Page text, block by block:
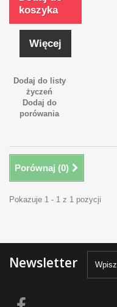
koszyka
Więcej
Dodaj do listy
życzeń
Dodaj do
porówania
Porównaj (0)
Pokazuje 1 - 1 z 1 pozycji
Newsletter